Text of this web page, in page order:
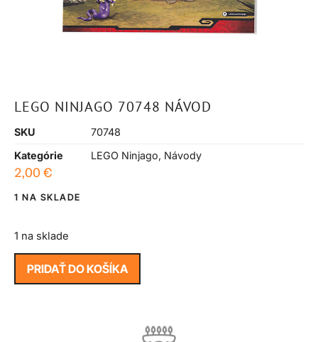
LEGO NINJAGO 70748 NÁVOD
SKU
70748
Kategórie
LEGO Ninjago, Návody
2,00 €
1 NA SKLADE
1 na sklade
PRIDAŤ DO KOŠÍKA